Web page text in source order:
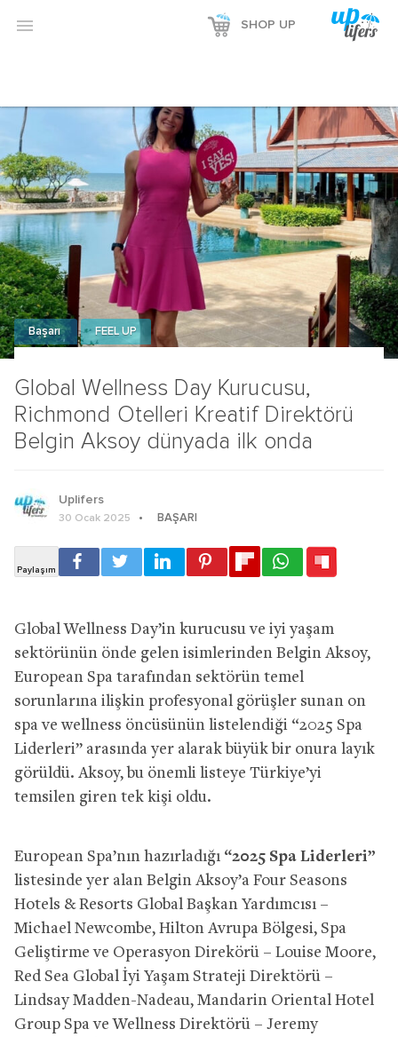
 SHOP UP
Global Wellness Day Kurucusu,
Richmond Otelleri Kreatif Direktörü
Belgin Aksoy dünyada ilk onda
Başarı FEEL UP
Uplifers
30 Ocak 2025 BAŞARI
Global Wellness Day’in kurucusu ve iyi yaşam
sektörünün önde gelen isimlerinden Belgin Aksoy,
European Spa tarafından sektörün temel
sorunlarına ilişkin profesyonal görüşler sunan on
spa ve wellness öncüsünün listelendiği “2025 Spa
Liderleri” arasında yer alarak büyük bir onura layık
görüldü. Aksoy, bu önemli listeye Türkiye’yi
temsilen giren tek kişi oldu.
European Spa’nın hazırladığı “2025 Spa Liderleri”
listesinde yer alan Belgin Aksoy’a Four Seasons
Hotels & Resorts Global Başkan Yardımcısı –
Michael Newcombe, Hilton Avrupa Bölgesi, Spa
Geliştirme ve Operasyon Direkörü – Louise Moore,
Red Sea Global İyi Yaşam Strateji Direktörü –
Lindsay Madden-Nadeau, Mandarin Oriental Hotel
Group Spa ve Wellness Direktörü – Jeremy